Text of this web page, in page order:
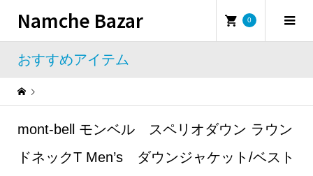
Namche Bazar 0
おすすめアイテム
mont-bell モンベル スペリオダウン ラウン
ドネックT Men’s ダウンジャケット/ベスト